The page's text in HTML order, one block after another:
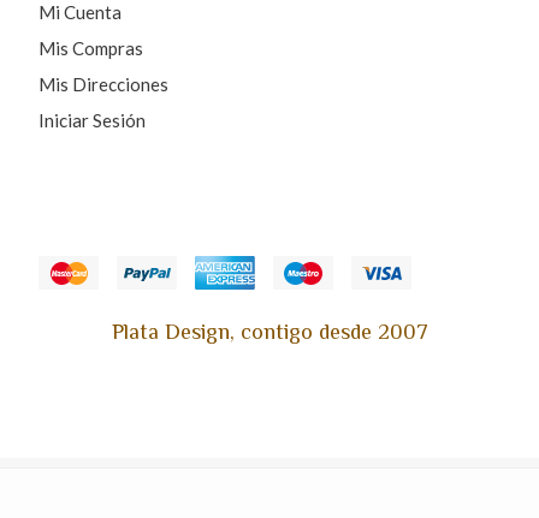
Mi Cuenta
Mis Compras
Mis Direcciones
Iniciar Sesión
Plata Design, contigo desde 2007